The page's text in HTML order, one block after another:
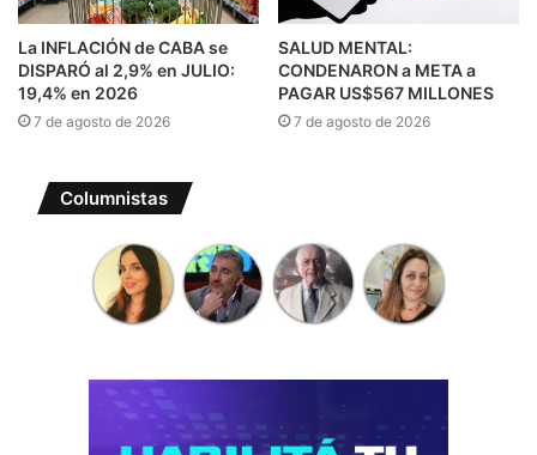
La INFLACIÓN de CABA se
DISPARÓ al 2,9% en JULIO:
19,4% en 2026
7 de agosto de 2026
SALUD MENTAL:
CONDENARON a META a
PAGAR US$567 MILLONES
7 de agosto de 2026
Columnistas